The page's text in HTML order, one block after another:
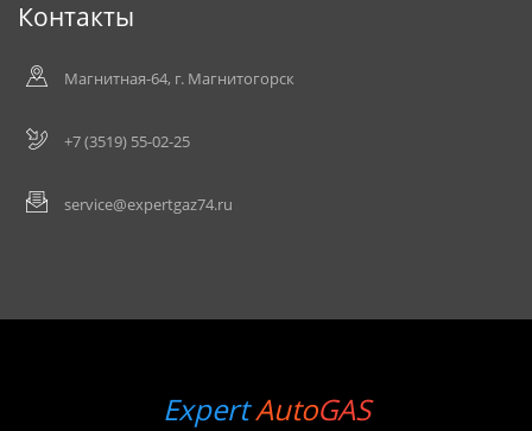
Контакты
Магнитная-64, г. Магнитогорск
+7 (3519) 55-02-25
service@expertgaz74.ru
ExpertAutoGAS